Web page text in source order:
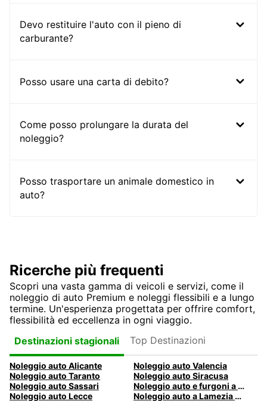
Devo restituire l'auto con il pieno di
carburante?
Posso usare una carta di debito?
Come posso prolungare la durata del
noleggio?
Posso trasportare un animale domestico in
auto?
Ricerche più frequenti
Scopri una vasta gamma di veicoli e servizi, come il
noleggio di auto Premium e noleggi flessibili e a lungo
termine. Un'esperienza progettata per offrire comfort,
flessibilità ed eccellenza in ogni viaggio.
Destinazioni stagionali
Top Destinazioni
Noleggio auto Alicante
Noleggio auto Valencia
Noleggio auto Taranto
Noleggio auto Siracusa
Noleggio auto Sassari
Noleggio auto e furgoni a Pescara
Noleggio auto Lecce
Noleggio auto a Lamezia Terme, Italia